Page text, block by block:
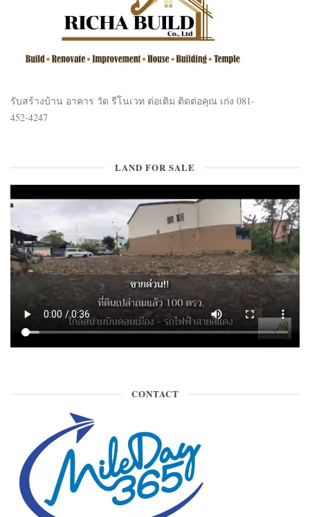
รับสร้างบ้าน อาคาร วัด รีโนเวท ต่อเติม ติดต่อคุณ เก่ง 081-
452-4247
LAND FOR SALE
CONTACT